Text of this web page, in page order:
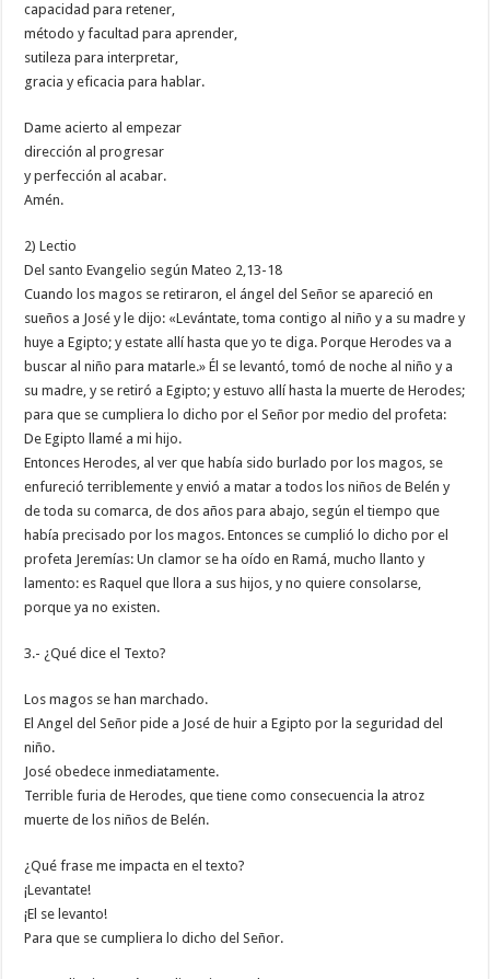
capacidad para retener,
método y facultad para aprender,
sutileza para interpretar,
gracia y eficacia para hablar.
Dame acierto al empezar
dirección al progresar
y perfección al acabar.
Amén.
2) Lectio
Del santo Evangelio según Mateo 2,13-18
Cuando los magos se retiraron, el ángel del Señor se apareció en
sueños a José y le dijo: «Levántate, toma contigo al niño y a su madre y
huye a Egipto; y estate allí hasta que yo te diga. Porque Herodes va a
buscar al niño para matarle.» Él se levantó, tomó de noche al niño y a
su madre, y se retiró a Egipto; y estuvo allí hasta la muerte de Herodes;
para que se cumpliera lo dicho por el Señor por medio del profeta:
De Egipto llamé a mi hijo.
Entonces Herodes, al ver que había sido burlado por los magos, se
enfureció terriblemente y envió a matar a todos los niños de Belén y
de toda su comarca, de dos años para abajo, según el tiempo que
había precisado por los magos. Entonces se cumplió lo dicho por el
profeta Jeremías: Un clamor se ha oído en Ramá, mucho llanto y
lamento: es Raquel que llora a sus hijos, y no quiere consolarse,
porque ya no existen.
3.- ¿Qué dice el Texto?
Los magos se han marchado.
El Angel del Señor pide a José de huir a Egipto por la seguridad del
niño.
José obedece inmediatamente.
Terrible furia de Herodes, que tiene como consecuencia la atroz
muerte de los niños de Belén.
¿Qué frase me impacta en el texto?
¡Levantate!
¡El se levanto!
Para que se cumpliera lo dicho del Señor.